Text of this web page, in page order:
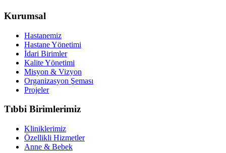
Kurumsal
Hastanemiz
Hastane Yönetimi
İdari Birimler
Kalite Yönetimi
Misyon & Vizyon
Organizasyon Şeması
Projeler
Tıbbi Birimlerimiz
Kliniklerimiz
Özellikli Hizmetler
Anne & Bebek